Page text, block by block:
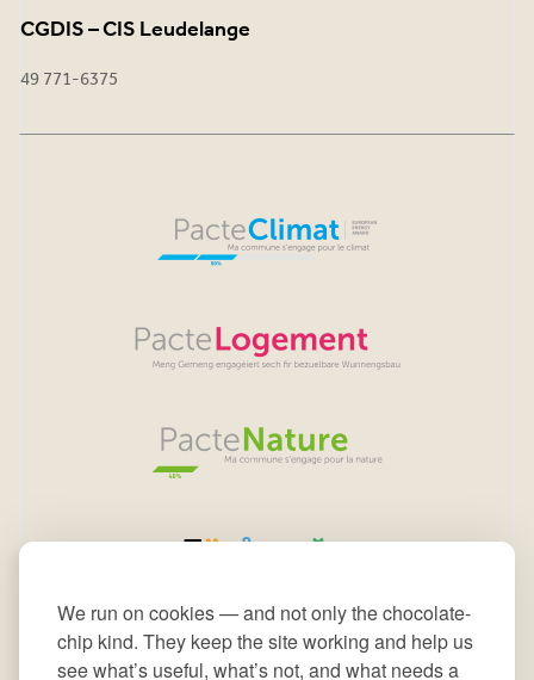
We run on cookies — and not only the chocolate-
chip kind. They keep the site working and help us
see what’s useful, what’s not, and what needs a
CGDIS – CIS Leudelange
49 771-6375